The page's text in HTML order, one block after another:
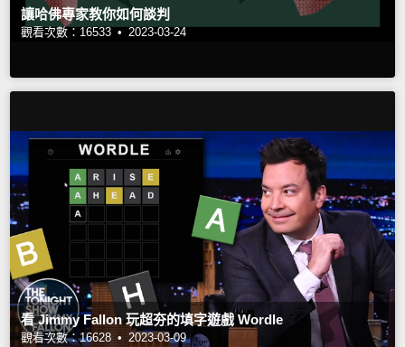
讓哈佛專家教你如何談判
觀看次數：16533 • 2023-03-24
看 Jimmy Fallon 玩超夯的填字遊戲 Wordle
觀看次數：16628 • 2023-03-09